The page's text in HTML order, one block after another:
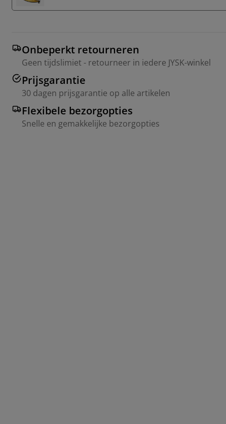
Onbeperkt retourneren
Geen tijdslimiet - retourneer in iedere JYSK-winkel
Prijsgarantie
30 dagen prijsgarantie op alle artikelen
Flexibele bezorgopties
Snelle en gemakkelijke bezorgopties